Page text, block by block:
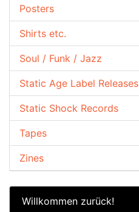
Posters
Shirts etc.
Soul / Funk / Jazz
Static Age Label Releases
Static Shock Records
Tapes
Zines
Willkommen zurück!